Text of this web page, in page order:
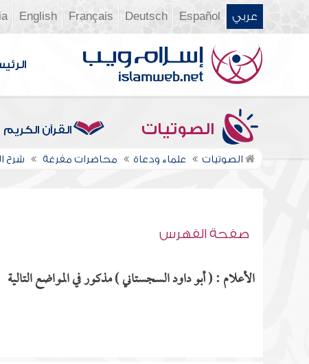
عربي Español
Deutsch
Français
English
الصوتيات القرآن الكريم
الصوتيات علماء ودعاة محاضرات مفرغة شرح
صفحة الفهرس
الأعلام : ( أبو داود السجستاني ) مذكور في المواضع التالية